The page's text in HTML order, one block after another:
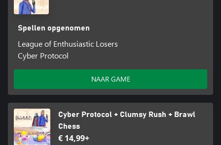
Spellen opgenomen
League of Enthusiastic Losers
Cyber Protocol
NAAR GAME
Cyber Protocol + Clumsy Rush + Brawl
Chess
€ 14,99+